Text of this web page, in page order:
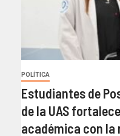
POLÍTICA
Estudiantes de
de la UAS
académica con